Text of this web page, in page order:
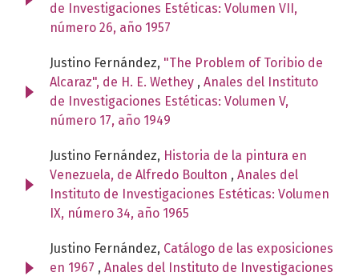
de Investigaciones Estéticas: Volumen VII,
número 26, año 1957
Justino Fernández, "The Problem of Toribio de
Alcaraz", de H. E. Wethey , Anales del Instituto
de Investigaciones Estéticas: Volumen V,
número 17, año 1949
Justino Fernández, Historia de la pintura en
Venezuela, de Alfredo Boulton , Anales del
Instituto de Investigaciones Estéticas: Volumen
IX, número 34, año 1965
Justino Fernández, Catálogo de las exposiciones
en 1967 , Anales del Instituto de Investigaciones